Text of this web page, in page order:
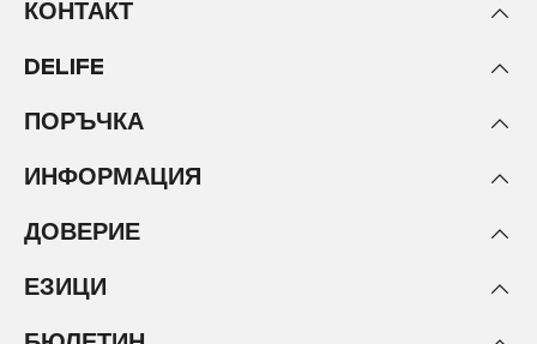
КОНТАКТ
DELIFE
ПОРЪЧКА
ИНФОРМАЦИЯ
ДОВЕРИЕ
ЕЗИЦИ